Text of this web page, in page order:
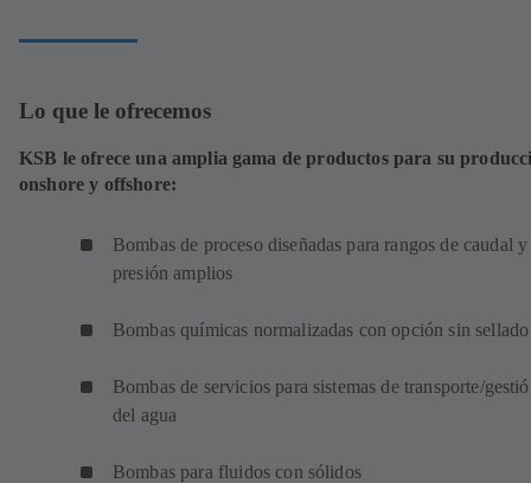
Lo que le ofrecemos
KSB le ofrece una amplia gama de productos para su
onshore y offshore:
Bombas de proceso diseñadas para rangos de caudal y
presión amplios
Bombas químicas normalizadas con opción sin sellado
Bombas de servicios para sistemas de transporte/
del agua
Bombas para fluidos con sólidos